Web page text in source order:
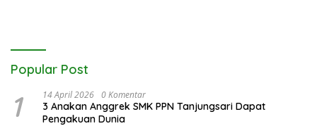
Popular Post
1 14 April 2026 0 Komentar
3 Anakan Anggrek SMK PPN Tanjungsari Dapat
Pengakuan Dunia